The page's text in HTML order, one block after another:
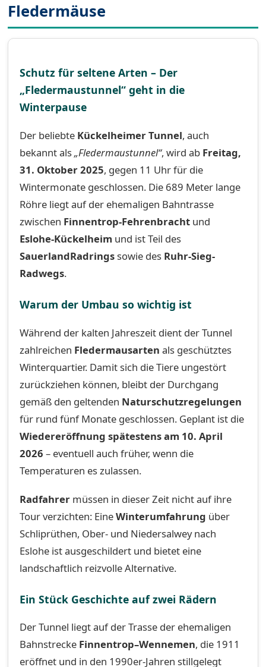
Fledermäuse
Schutz für seltene Arten – Der
„Fledermaustunnel“ geht in die
Winterpause
Der beliebte Kückelheimer Tunnel, auch
bekannt als„Fledermaustunnel“, wird ab Freitag,
31. Oktober 2025, gegen 11 Uhr für die
Wintermonate geschlossen. Die 689 Meter lange
Röhre liegt auf der ehemaligen Bahntrasse
zwischen Finnentrop-Fehrenbrachtund
Eslohe-Kückelheim und ist Teil des
SauerlandRadringssowie des Ruhr-Sieg-
Radwegs.
Warum der Umbau so wichtig ist
Während der kalten Jahreszeit dient der Tunnel
zahlreichen Fledermausarten als geschütztes
Winterquartier. Damit sich die Tiere ungestört
zurückziehen können, bleibt der Durchgang
gemäß den geltenden Naturschutzregelungen
für rund fünf Monate geschlossen. Geplant ist die
Wiedereröffnung spätestens am 10. April
2026 – eventuell auch früher, wenn die
Temperaturen es zulassen.
Radfahrermüssen in dieser Zeit nicht auf ihre
Tour verzichten: EineWinterumfahrung über
Schliprüthen, Ober- und Niedersalwey nach
Eslohe ist ausgeschildert und bietet eine
landschaftlich reizvolle Alternative.
Ein Stück Geschichte auf zwei Rädern
Der Tunnel liegt auf der Trasse der ehemaligen
Bahnstrecke Finnentrop–Wennemen, die 1911
eröffnet und in den 1990er-Jahren stillgelegt